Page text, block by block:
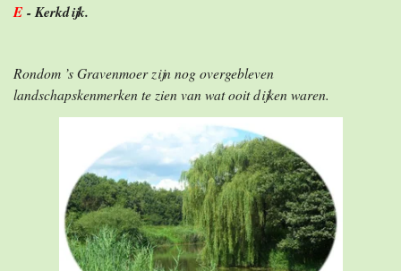
E - Kerkdijk.
Rondom ’s Gravenmoer zijn nog overgebleven
landschapskenmerken te zien van wat ooit dijken waren.